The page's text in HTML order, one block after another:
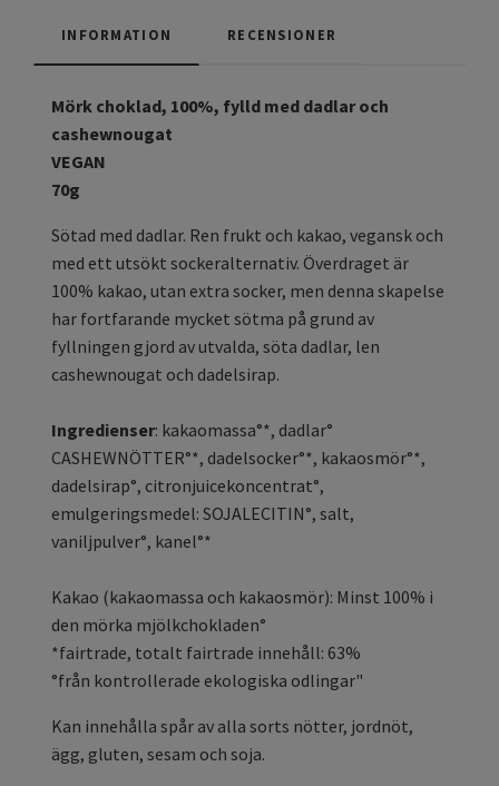
INFORMATION RECENSIONER
Mörk choklad, 100%, fylld med dadlar och
cashewnougat
VEGAN
70g
Sötad med dadlar. Ren frukt och kakao, vegansk och
med ett utsökt sockeralternativ. Överdraget är
100% kakao, utan extra socker, men denna skapelse
har fortfarande mycket sötma på grund av
fyllningen gjord av utvalda, söta dadlar, len
cashewnougat och dadelsirap.
Ingredienser: kakaomassa°*, dadlar°
CASHEWNÖTTER°*, dadelsocker°*, kakaosmör°*,
dadelsirap°, citronjuicekoncentrat°,
emulgeringsmedel: SOJALECITIN°, salt,
vaniljpulver°, kanel°*
Kakao (kakaomassa och kakaosmör): Minst 100% i
den mörka mjölkchokladen°
*fairtrade, totalt fairtrade innehåll: 63%
°från kontrollerade ekologiska odlingar"
Kan innehålla spår av alla sorts nötter, jordnöt,
ägg, gluten, sesam och soja.